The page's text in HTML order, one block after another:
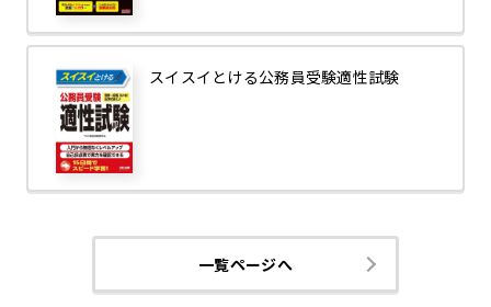
スイスイとける公務員受験適性試験
一覧ページへ